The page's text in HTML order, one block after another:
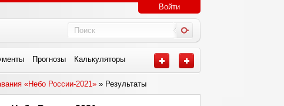
Войти
Прогнозы Калькуляторы
«Небо России-2021» » Результаты